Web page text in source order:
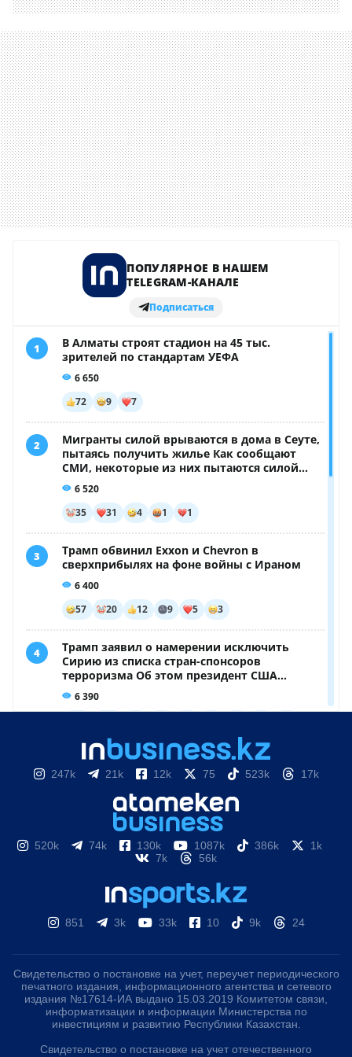
247k 21k 12k 75 523k 17k
520k 74k 130k 1087k 386k
1k
7k
56k
851 3k 33k 10 9k 24
Свидетельство о постановке на учет, переучет периодического
печатного издания, информационного агентства и сетевого
издания №17614-ИА выдано 15.03.2019 Комитетом связи,
информатизации и информации Министерства по
инвестициям и развитию Республики Казахстан.
Свидетельство о постановке на учет отечественного